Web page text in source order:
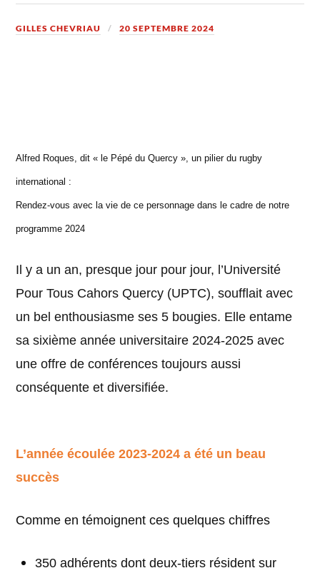
GILLES CHEVRIAU 20 SEPTEMBRE 2024
Alfred Roques, dit « le Pépé du Quercy », un pilier du rugby
international :
Rendez-vous avec la vie de ce personnage dans le cadre de notre
programme 2024
Il y a un an, presque jour pour jour, l’Université
Pour Tous Cahors Quercy (UPTC), soufflait avec
un bel enthousiasme ses 5 bougies. Elle entame
sa sixième année universitaire 2024-2025 avec
une offre de conférences toujours aussi
conséquente et diversifiée.
L’année écoulée 2023-2024 a été un beau
succès
Comme en témoignent ces quelques chiffres
350 adhérents dont deux-tiers résident sur